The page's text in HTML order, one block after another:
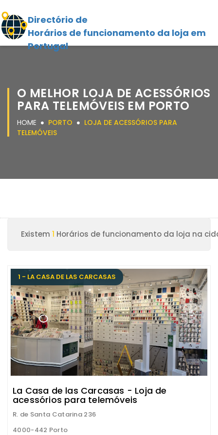
Directório de
Horários de funcionamento da loja em
Portugal
O MELHOR LOJA DE ACESSÓRIOS
PARA TELEMÓVEIS EM PORTO
HOME PORTO
LOJA DE ACESSÓRIOS PARA
TELEMÓVEIS
Existem 1 Horários de funcionamento da loja na
1 - LA CASA DE LAS CARCASAS
La Casa de las Carcasas - Loja de
acessórios para telemóveis
R. de Santa Catarina 236
4000-442 Porto